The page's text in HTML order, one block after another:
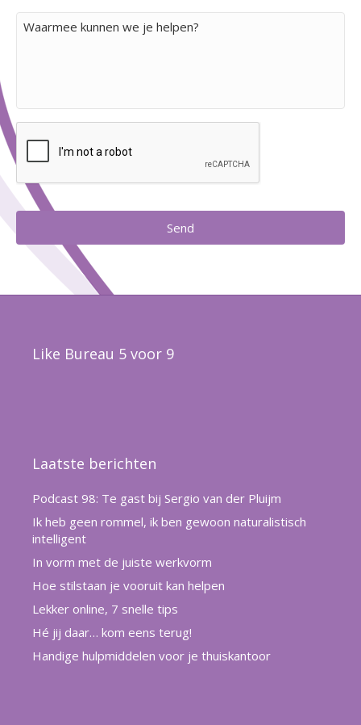
h
Like Bureau 5 voor 9
Laatste berichten
Podcast 98: Te gast bij Sergio van der Pluijm
Ik heb geen rommel, ik ben gewoon naturalistisch
intelligent
In vorm met de juiste werkvorm
Hoe stilstaan je vooruit kan helpen
Lekker online, 7 snelle tips
Hé jij daar… kom eens terug!
Handige hulpmiddelen voor je thuiskantoor